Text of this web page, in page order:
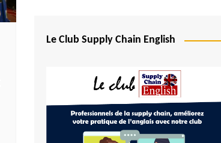
Le Club Supply Chain English